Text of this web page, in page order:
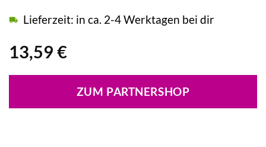
13,59 €
Lieferzeit: in ca. 2-4 Werktagen bei dir
ZUM PARTNERSHOP